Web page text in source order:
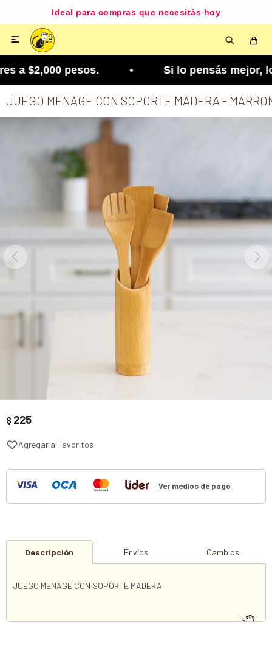
Ideal para compras que necesitás hoy

a $2,000 pesos. • Si lo pensás mejor, lo
JUEGO MENAGE CON SOPORTE MADERA -
$ 225
Ver medios de pago
Descripción Envíos Cambios
JUEGO MENAGE CON SOPORTE MADERA